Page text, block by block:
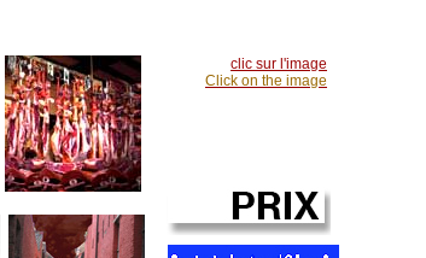
clic sur l'image
Click on the image